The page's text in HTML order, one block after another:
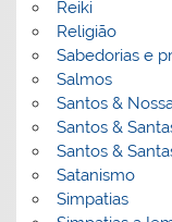
Reiki
Religião
Sabedorias e
Salmos
Santos &
Santos &
Santos &
Satanismo
Simpatias